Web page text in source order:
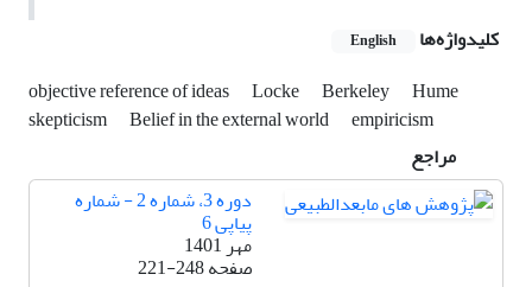
کلیدواژه‌ها
English
objective reference of ideas Locke Berkeley
Hume
skepticism
Belief in the external world
empiricism
مراجع
دوره 3، شماره 2 - شماره
پیاپی 6
مهر 1401
صفحه221-248